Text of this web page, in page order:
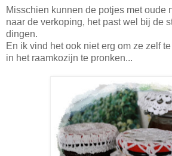
Misschien kunnen de potjes met oude
naar de verkoping, het past wel bij de
dingen.
En ik vind het ook niet erg om ze zelf
in het raamkozijn te pronken...